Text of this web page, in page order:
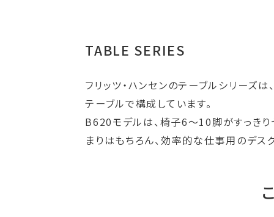
TABLE SERIES
フリッツ・ハンセンのテーブルシリーズは
テーブルで構成しています。
B620モデルは、椅子6～10脚がすっき
まりはもちろん、効率的な仕事用のデス